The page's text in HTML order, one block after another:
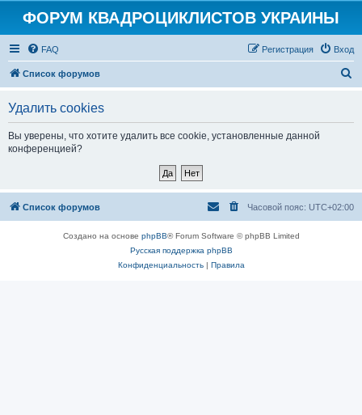
ФОРУМ КВАДРОЦИКЛИСТОВ УКРАИНЫ
FAQ Вход
Регистрация
Список форумов
Удалить cookies
Вы уверены, что хотите удалить все cookie, установленные данной
конференцией?
Список форумов Часовой пояс: UTC+02:00
Создано на основе phpBB® Forum Software © phpBB Limited
Русская поддержка phpBB
Конфиденциальность| Правила